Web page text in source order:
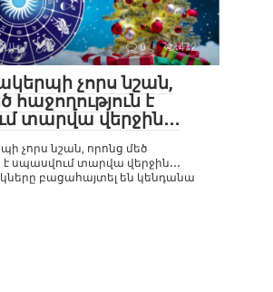
0 472
չորս նշան,
հաջողություն է
տարվա վերջին․․․
չորս նշան, որոնց մեծ
է սպասվում տարվա վերջին․․․
բացահայտել են կենդանա